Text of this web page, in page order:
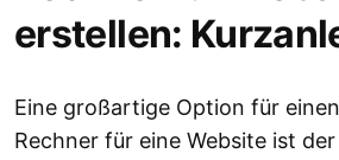
erstellen:
Eine großartige Option für
Rechner für eine Website ist der